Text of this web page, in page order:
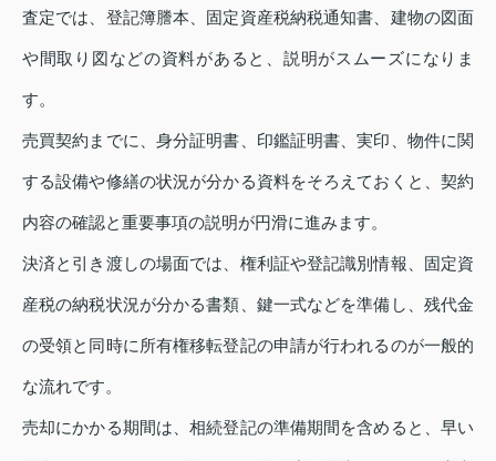
査定では、登記簿謄本、固定資産税納税通知書、建物の図面
や間取り図などの資料があると、説明がスムーズになりま
す。
売買契約までに、身分証明書、印鑑証明書、実印、物件に関
する設備や修繕の状況が分かる資料をそろえておくと、契約
内容の確認と重要事項の説明が円滑に進みます。
決済と引き渡しの場面では、権利証や登記識別情報、固定資
産税の納税状況が分かる書類、鍵一式などを準備し、残代金
の受領と同時に所有権移転登記の申請が行われるのが一般的
な流れです。
売却にかかる期間は、相続登記の準備期間を含めると、早い